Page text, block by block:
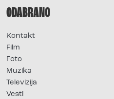
ODABRANO
Kontakt
Film
Foto
Muzika
Televizija
Vesti